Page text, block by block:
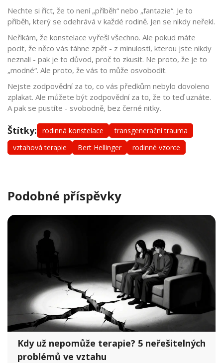
Nechte si říct, že to není „příběh“ nebo „fantazie“. Je to
příběh, který se odehrává v každé rodině. Jen se nikdy neřekl.
Neříkám, že konstelace vyřeší všechno. Ale pokud máte
pocit, že něco vás táhne zpět - z minulosti, kterou jste nikdy
neznali - pak je to důvod, proč to zkusit. Ne proto, že je to
„modné“. Ale proto, že vás to může osvobodit.
Nejste zodpovědní za to, co vás předkům nebylo dovoleno
zplakat. Ale můžete být zodpovědní za to, že to teď uznáte.
A pak se pustíte - svobodně, bez černé nitky.
Štítky: rodinná konstelace
transgenerační trauma
vztahová terapie
Bert Hellinger rodinné vzorce
Podobné příspěvky
Kdy už nepomůže terapie? 5 neřešitelných
problémů ve vztahu